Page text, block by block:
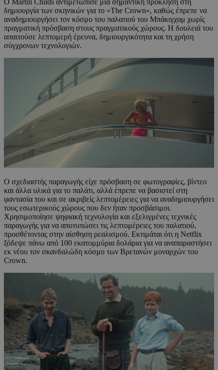
Ο Martin Childs αντιμετώπισε μια σημαντική πρόκληση στη
δημιουργία των σκηνικών για το «The Crown», καθώς έπρεπε να
αναδημιουργήσει τον κόσμο του παλατιού του Μπάκιγχαμ χωρίς
πραγματική πρόσβαση στους πραγματικούς χώρους. Η δουλειά του
απαιτούσε λεπτομερή έρευνα, δημιουργικότητα και τη χρήση
σύγχρονων τεχνολογιών.
Ο σχεδιαστής παραγωγής είχε πρόσβαση σε φωτογραφίες, βίντεο
και άλλα υλικά για το παλάτι, αλλά έπρεπε να βασιστεί στη
φαντασία του και σε ακριβείς λεπτομέρειες για να αναδημιουργήσει
τους εσωτερικούς χώρους που δεν ήταν προσβάσιμοι.
Χρησιμοποίησε ψηφιακή τεχνολογία και εξελιγμένες τεχνικές
παραγωγής για να αποτυπώσει τις λεπτομέρειες του παλατιού,
προσθέτοντας στην αίσθηση ρεαλισμού. Εκτιμάται ότι η Netflix
ξόδεψε πάνω από 100 εκατομμύρια δολάρια για να αναπαραστήσει
εκ νέου τον σκανδαλώδη κόσμο των Βρετανών μοναρχών του
Crown.